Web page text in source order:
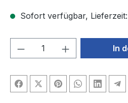
Sofort verfügbar,
Produkt Anzahl: In